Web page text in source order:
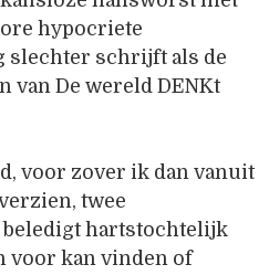
hypocriete
slechter schrijft als de
van De wereld DENKt
voor zover ik dan vanuit
twee
hartstochtelijk
voor kan vinden of